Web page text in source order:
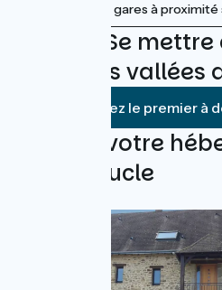
Afficher les gares à
Avis sur Se
cœur des vallées
Soyez le premier à
Trouvez votre
cette boucle